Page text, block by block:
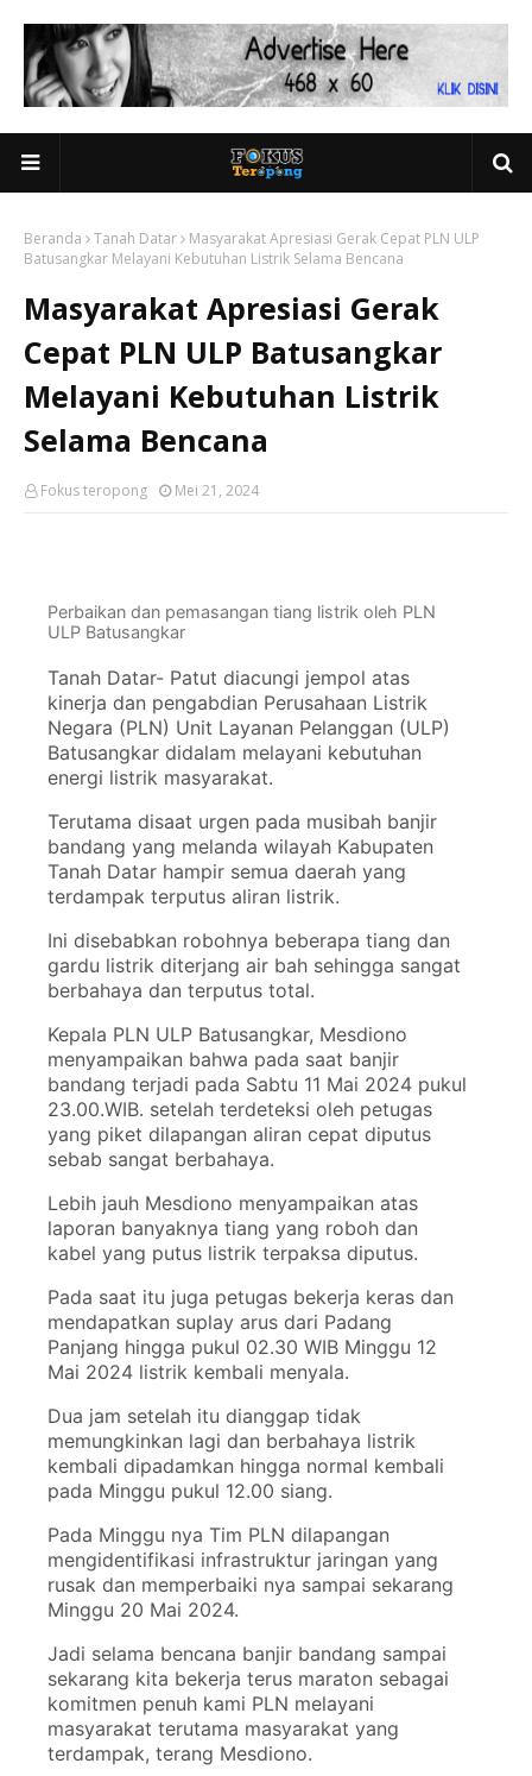
Beranda Tanah Datar
Masyarakat Apresiasi Gerak Cepat PLN ULP
Batusangkar Melayani Kebutuhan Listrik Selama Bencana
Masyarakat Apresiasi Gerak
Cepat PLN ULP Batusangkar
Melayani Kebutuhan Listrik
Selama Bencana
Fokus teropong Mei 21, 2024
Perbaikan dan pemasangan tiang listrik oleh PLN
ULP Batusangkar
Tanah Datar- Patut diacungi jempol atas
kinerja dan pengabdian Perusahaan Listrik
Negara (PLN) Unit Layanan Pelanggan (ULP)
Batusangkar didalam melayani kebutuhan
energi listrik masyarakat.
Terutama disaat urgen pada musibah banjir
bandang yang melanda wilayah Kabupaten
Tanah Datar hampir semua daerah yang
terdampak terputus aliran listrik.
Ini disebabkan robohnya beberapa tiang dan
gardu listrik diterjang air bah sehingga sangat
berbahaya dan terputus total.
Kepala PLN ULP Batusangkar, Mesdiono
menyampaikan bahwa pada saat banjir
bandang terjadi pada Sabtu 11 Mai 2024 pukul
23.00.WIB. setelah terdeteksi oleh petugas
yang piket dilapangan aliran cepat diputus
sebab sangat berbahaya.
Lebih jauh Mesdiono menyampaikan atas
laporan banyaknya tiang yang roboh dan
kabel yang putus listrik terpaksa diputus.
Pada saat itu juga petugas bekerja keras dan
mendapatkan suplay arus dari Padang
Panjang hingga pukul 02.30 WIB Minggu 12
Mai 2024 listrik kembali menyala.
Dua jam setelah itu dianggap tidak
memungkinkan lagi dan berbahaya listrik
kembali dipadamkan hingga normal kembali
pada Minggu pukul 12.00 siang.
Pada Minggu nya Tim PLN dilapangan
mengidentifikasi infrastruktur jaringan yang
rusak dan memperbaiki nya sampai sekarang
Minggu 20 Mai 2024.
Jadi selama bencana banjir bandang sampai
sekarang kita bekerja terus maraton sebagai
komitmen penuh kami PLN melayani
masyarakat terutama masyarakat yang
terdampak, terang Mesdiono.